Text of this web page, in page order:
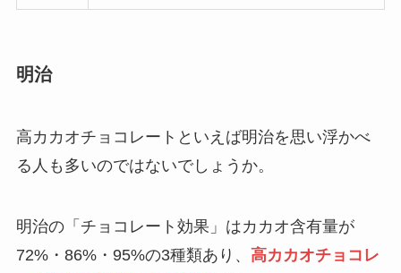
買ってはいけない外車(輸入車)の特徴は？
方を紹介！
明治
高カカオチョコレートといえば明治を思い浮かべ
る人も多いのではないでしょうか。
明治の「チョコレート効果」はカカオ含有量が
72%・86%・95%の3種類あり、 高カカオチョコレ